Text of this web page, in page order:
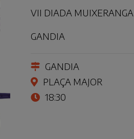
VII DIADA
GANDIA
GANDIA
PLAÇA MAJOR
18:30